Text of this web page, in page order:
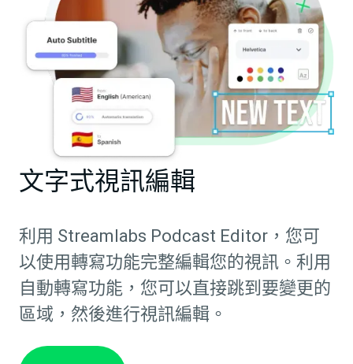
文字式視訊編輯
利用 Streamlabs Podcast Editor，您可
以使用轉寫功能完整編輯您的視訊。利用
自動轉寫功能，您可以直接跳到要變更的
區域，然後進行視訊編輯。